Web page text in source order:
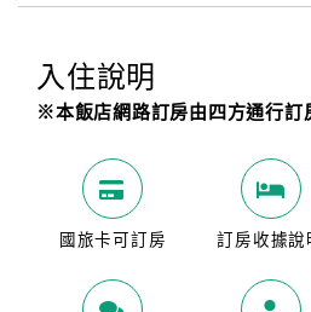
入住說明
※本飯店網路訂房由四方通行訂
國旅卡可訂房 訂房收據說